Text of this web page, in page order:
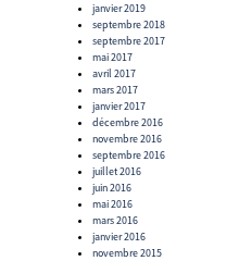
janvier 2019
septembre 2018
septembre 2017
mai 2017
avril 2017
mars 2017
janvier 2017
décembre 2016
novembre 2016
septembre 2016
juillet 2016
juin 2016
mai 2016
mars 2016
janvier 2016
novembre 2015